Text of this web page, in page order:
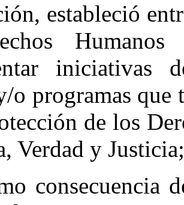
estableció
iniciativas
o programas que
de los
Verdad y Justicia;